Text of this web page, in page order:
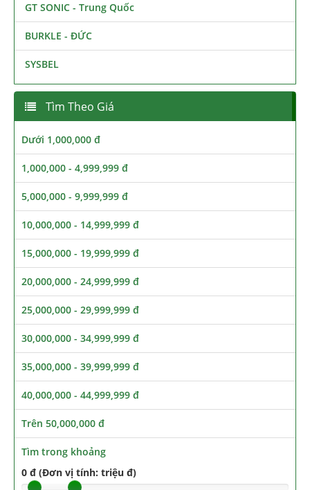
GT SONIC - Trung Quốc
BURKLE - ĐỨC
SYSBEL
Tìm Theo Giá
Dưới 1,000,000 đ
1,000,000 - 4,999,999 đ
5,000,000 - 9,999,999 đ
10,000,000 - 14,999,999 đ
15,000,000 - 19,999,999 đ
20,000,000 - 24,999,999 đ
25,000,000 - 29,999,999 đ
30,000,000 - 34,999,999 đ
35,000,000 - 39,999,999 đ
40,000,000 - 44,999,999 đ
Trên 50,000,000 đ
Tìm trong khoảng
0 đ (Đơn vị tính: triệu đ)